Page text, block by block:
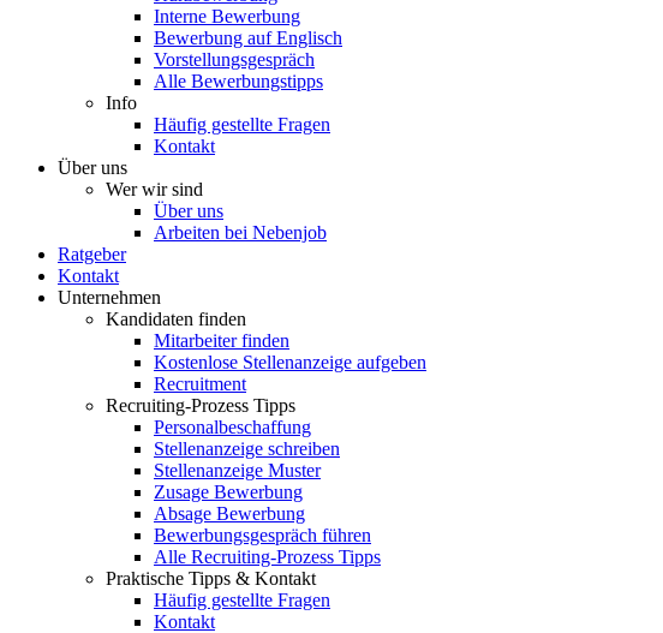
Interne Bewerbung
Bewerbung auf Englisch
Vorstellungsgespräch
Alle Bewerbungstipps
Info
Häufig gestellte Fragen
Kontakt
Über uns
Wer wir sind
Über uns
Arbeiten bei Nebenjob
Ratgeber
Kontakt
Unternehmen
Kandidaten finden
Mitarbeiter finden
Kostenlose Stellenanzeige aufgeben
Recruitment
Recruiting-Prozess Tipps
Personalbeschaffung
Stellenanzeige schreiben
Stellenanzeige Muster
Zusage Bewerbung
Absage Bewerbung
Bewerbungsgespräch führen
Alle Recruiting-Prozess Tipps
Praktische Tipps & Kontakt
Häufig gestellte Fragen
Kontakt